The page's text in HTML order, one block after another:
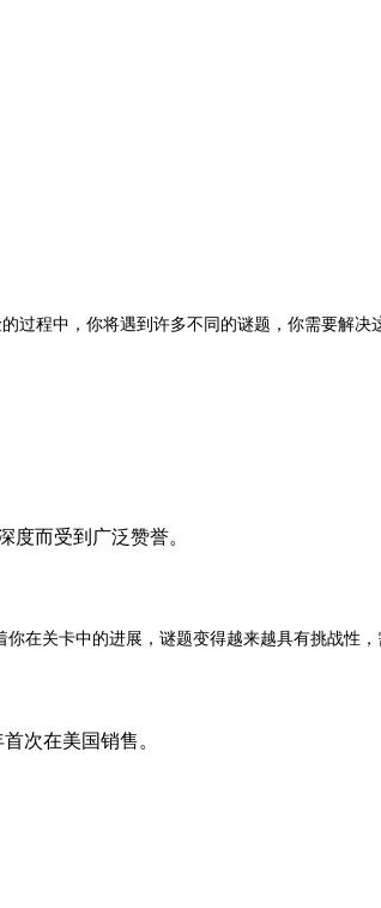
过程中，你将遇到许多不同的谜题，你需要解决
而受到广泛赞誉。
在关卡中的进展，谜题变得越来越具有挑战性，
次在美国销售。